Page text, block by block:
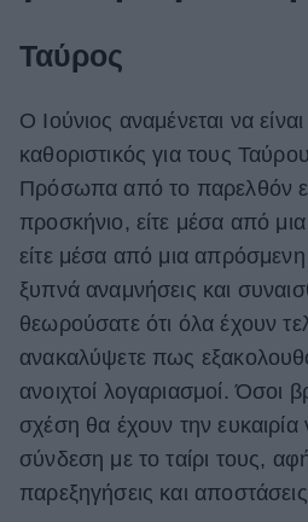
Ταύρος
Ο Ιούνιος αναμένεται να είναι
καθοριστικός για τους
Πρόσωπα από το παρελθόν
προσκήνιο, είτε μέσα από
είτε μέσα από μια
ξυπνά αναμνήσεις και
θεωρούσατε ότι όλα έχουν
ανακαλύψετε πως
ανοιχτοί λογαριασμοί. Όσοι
σχέση θα έχουν την
σύνδεση με το ταίρι τους,
παρεξηγήσεις και